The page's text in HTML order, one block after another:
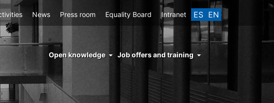
ES EN
News Press room Equality Board Intranet
menu
cchs
conocimiento
abierto
Open knowledge Job offers and training